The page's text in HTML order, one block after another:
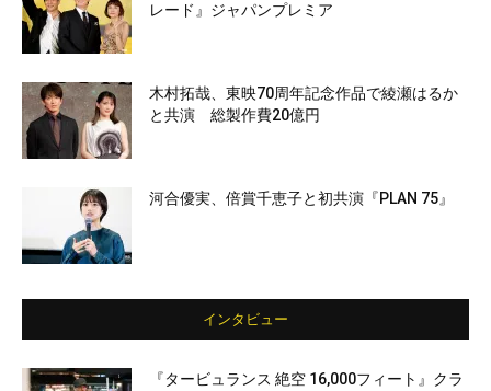
レード』ジャパンプレミア
木村拓哉、東映70周年記念作品で綾瀬はるか
と共演 総製作費20億円
河合優実、倍賞千恵子と初共演『PLAN 75』
インタビュー
『タービュランス 絶空 16,000フィート』クラ